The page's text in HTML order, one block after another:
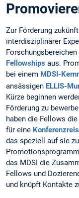
Zur Förderung
interdisziplinärer
Fellowships aus.
bei einem MDSI-
ansässigen ELLIS-
Kürze beginnen
Förderung zu
haben die Fellows
für eine
das speziell auf sie
das MDSI die
Fellows und
und knüpft Kontakte